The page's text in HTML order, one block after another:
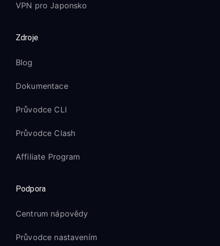
VPN pro Japonsko
Zdroje
Blog
Dokumentace
Průvodce CLI
Průvodce Clash
Affiliate Program
Podpora
Centrum nápovědy
Průvodce nastavením